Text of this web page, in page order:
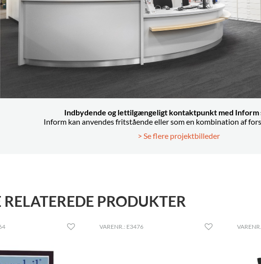
Indbydende og lettilgængeligt kontaktpunkt med Inform
Inform kan anvendes fritstående eller som en kombination af
> Se flere projektbilleder
RELATEREDE PRODUKTER
VARENR.: E3476